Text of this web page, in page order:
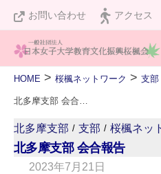
ン
お問い合わせ アクセス
桜
会
は
設
HOME > 桜楓ネットワーク > 支部
北多摩支部 / 支部 / 桜楓ネッ
北多摩支部 会合報告
2023年7月21日
楓